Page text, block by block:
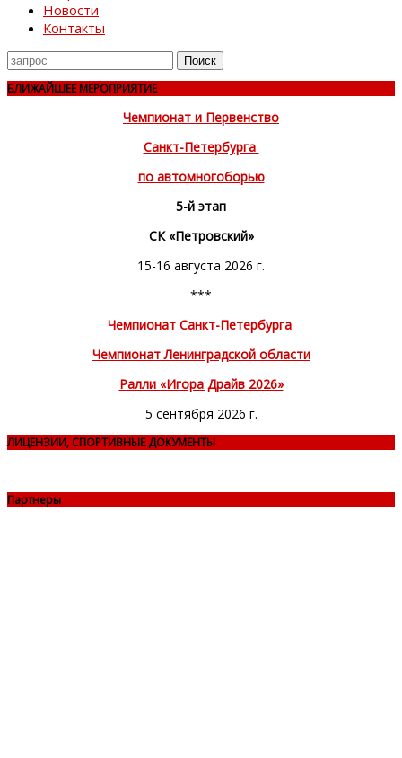
Новости
Контакты
Поиск
для
БЛИЖАЙШЕЕ МЕРОПРИЯТИЕ
Чемпионат и Первенство
Санкт-Петербурга
по автомногоборью
5-й этап
СК «Петровский»
15-16 августа 2026 г.
***
Чемпионат Санкт-Петербурга
Чемпионат Ленинградской области
Ралли «Игора Драйв 2026»
5 сентября 2026 г.
ЛИЦЕНЗИИ, СПОРТИВНЫЕ ДОКУМЕНТЫ
Партнеры